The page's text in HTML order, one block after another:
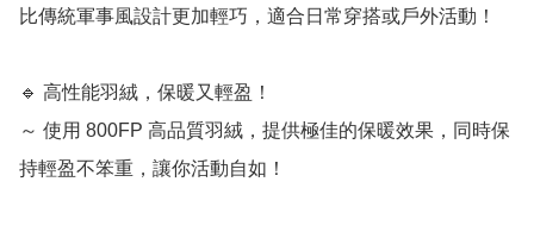
比傳統軍事風設計更加輕巧，適合日常穿搭或戶外活動！
🔹 高性能羽絨，保暖又輕盈！
～ 使用 800FP 高品質羽絨，提供極佳的保暖效果，同時保
持輕盈不笨重，讓你活動自如！